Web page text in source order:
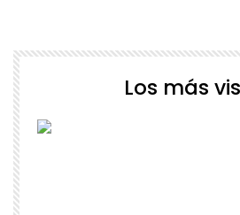
Los más